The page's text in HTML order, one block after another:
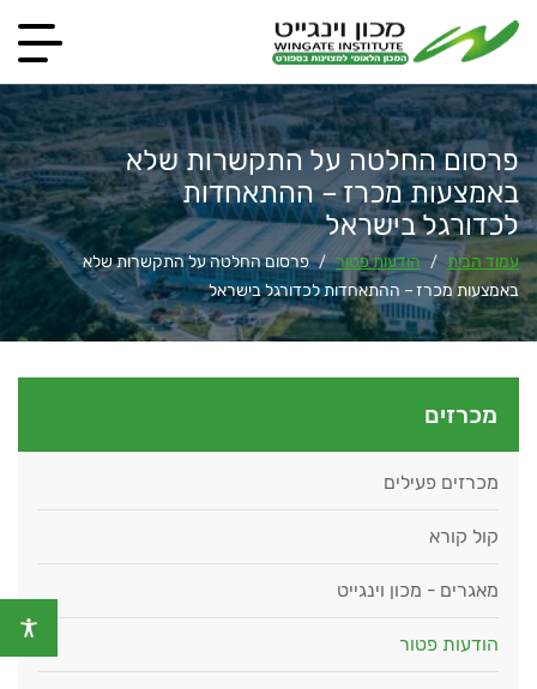
פרסום החלטה על התקשרות שלא
באמצעות מכרז – ההתאחדות
לכדורגל בישראל
עמוד הבית / הודעות פטור / פרסום החלטה על התקשרות שלא
באמצעות מכרז – ההתאחדות לכדורגל בישראל
מכרזים
מכרזים פעילים
קול קורא
מאגרים - מכון וינגייט
הודעות פטור